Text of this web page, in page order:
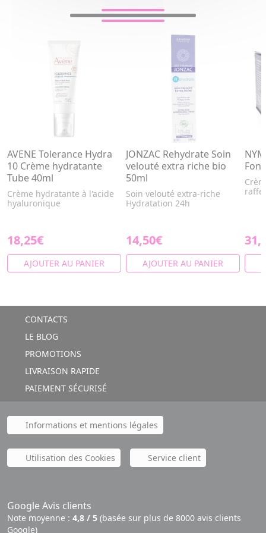
AVENE Tolerance Hydra
10 Crème hydratante
Tube 40ml
Crème hydratante à l'acide
hyaluronique
18,25€
AJOUTER AU PANIER
JONZAC Rehydrate Soin
velouté extra riche bio
50ml
Soin velouté extra-riche
Hydratation 24h
14,50€
AJOUTER AU PANIER
CONTACTS
LE BLOG
PROMOTIONS
LIVRAISON RAPIDE
PAIEMENT SÉCURISÉ
Informations et mentions légales
Utilisation des Cookies Service client
Google Avis clients
Note moyenne : 4,8 / 5 (basée sur plus de 8000 avis clients
Google)